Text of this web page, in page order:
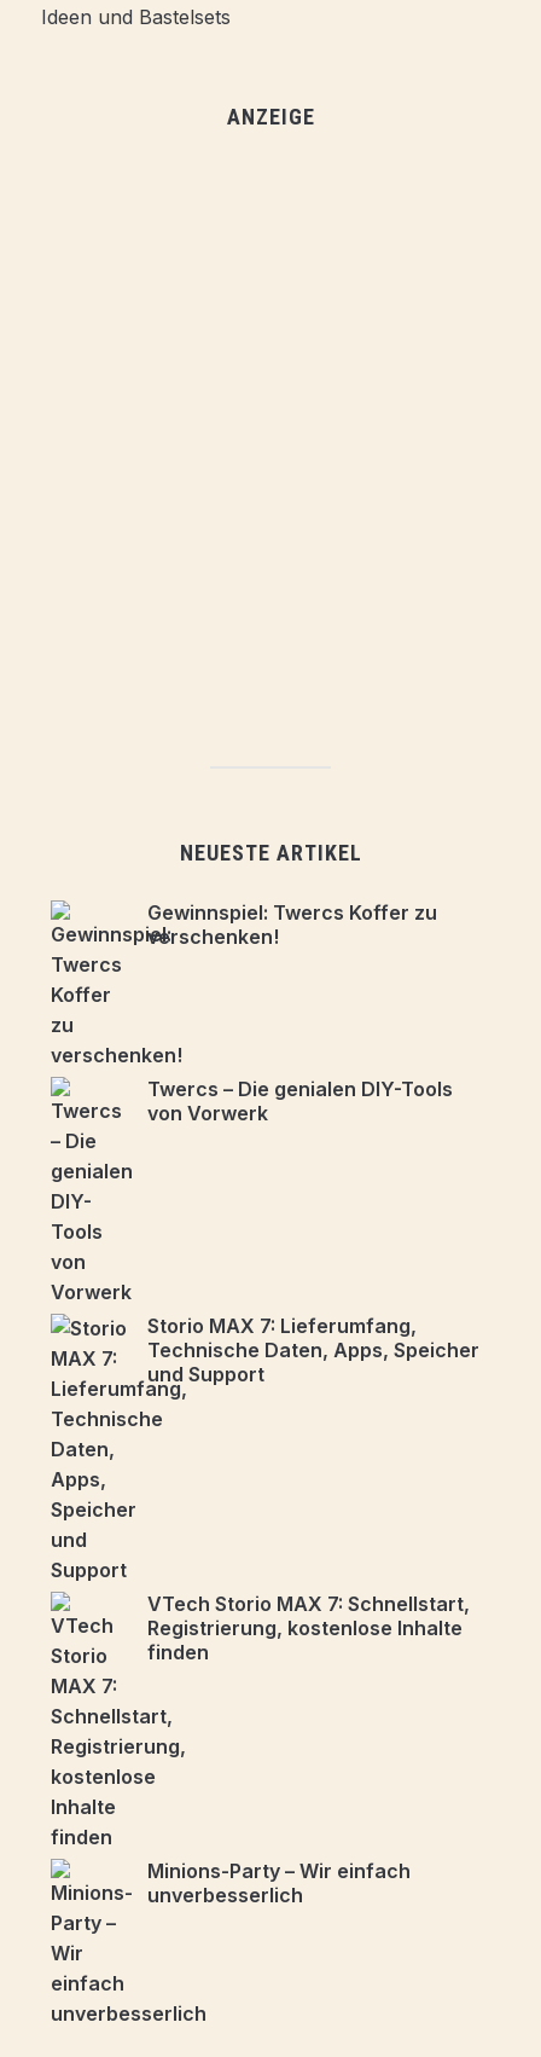
Ideen und Bastelsets
ANZEIGE
NEUESTE ARTIKEL
Gewinnspiel: Twercs Koffer zu
verschenken!
Twercs – Die genialen DIY-Tools
von Vorwerk
Storio MAX 7: Lieferumfang,
Technische Daten, Apps, Speicher
und Support
VTech Storio MAX 7: Schnellstart,
Registrierung, kostenlose Inhalte
finden
Minions-Party – Wir einfach
unverbesserlich